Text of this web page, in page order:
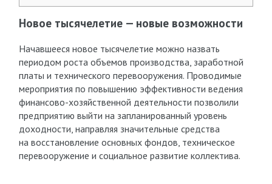
Новое тысячелетие — новые возможности
Начавшееся новое тысячелетие можно назвать
периодом роста объемов производства, заработной
платы и технического перевооружения. Проводимые
мероприятия по повышению эффективности ведения
финансово-хозяйственной деятельности позволили
предприятию выйти на запланированный уровень
доходности, направляя значительные средства
на восстановление основных фондов, техническое
перевооружение и социальное развитие коллектива.